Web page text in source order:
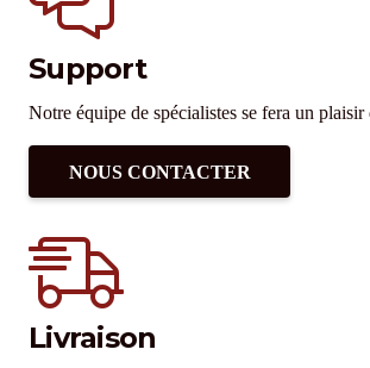
Support
Notre équipe de spécialistes se fera un plaisir
NOUS CONTACTER
Livraison